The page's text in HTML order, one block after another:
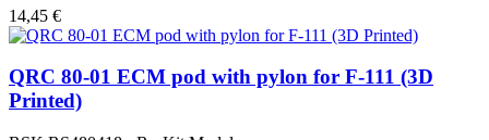
14,45 €
QRC 80-01 ECM pod with pylon for F-111 (3D
Printed)